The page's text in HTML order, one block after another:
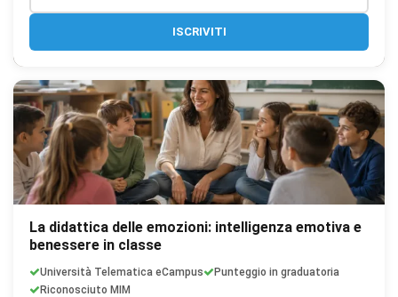
ISCRIVITI
La didattica delle emozioni: intelligenza emotiva e
benessere in classe
Università Telematica eCampus
Punteggio in graduatoria
Riconosciuto MIM